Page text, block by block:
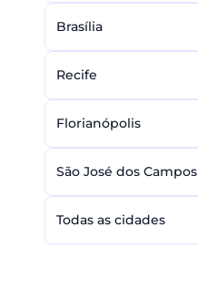
Brasília
Recife
Florianópolis
São José dos Campos
Todas as cidades